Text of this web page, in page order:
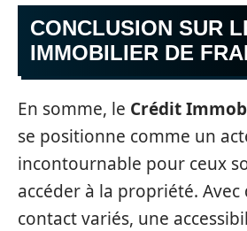
CONCLUSION SUR
IMMOBILIER DE
En somme, le Crédit
se positionne comme un
incontournable pour ceux
accéder à la propriété. Avec
contact variés, une